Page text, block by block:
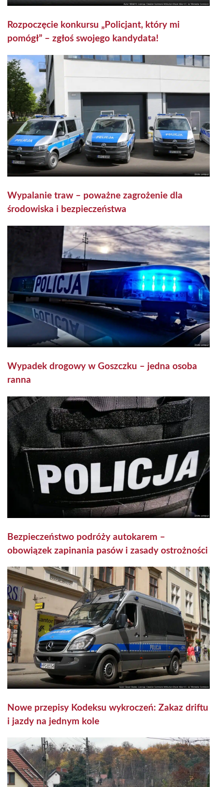
Rozpoczęcie konkursu „Policjant, który mi
pomógł” – zgłoś swojego kandydata!
Wypalanie traw – poważne zagrożenie dla
środowiska i bezpieczeństwa
Wypadek drogowy w Goszczku – jedna osoba
ranna
Bezpieczeństwo podróży autokarem –
obowiązek zapinania pasów i zasady ostrożności
Nowe przepisy Kodeksu wykroczeń: Zakaz driftu
i jazdy na jednym kole